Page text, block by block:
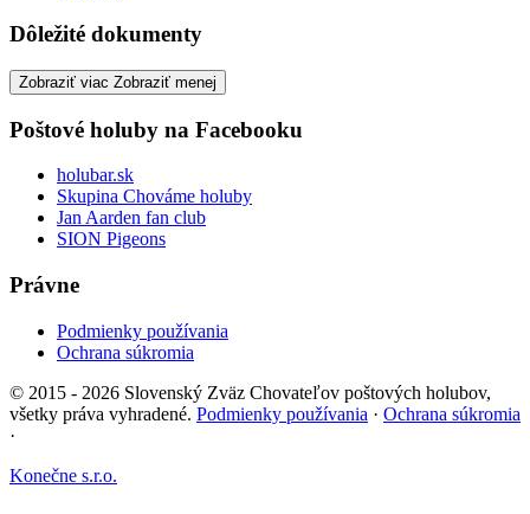
Dôležité dokumenty
Zobraziť viac Zobraziť menej
Poštové holuby na Facebooku
holubar.sk
Skupina Chováme holuby
Jan Aarden fan club
SION Pigeons
Právne
Podmienky používania
Ochrana súkromia
© 2015 - 2026 Slovenský Zväz Chovateľov poštových holubov,
všetky práva vyhradené. Podmienky používania · Ochrana súkromia
·
Konečne s.r.o.